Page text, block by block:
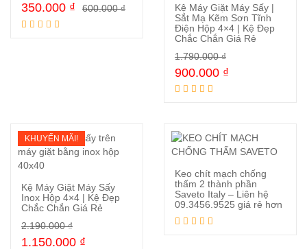
600.000₫
350.000 ₫
Mua ngay
Kệ Máy Giặt Máy Sấy |
Sắt Mạ Kẽm Sơn Tĩnh
Điện Hộp 4×4 | Kệ Đẹp
Chắc Chắn Giá Rẻ
1.790.000₫
900.000 ₫
KHUYẾN MÃI!
Mua ngay
Kệ Máy Giặt Máy Sấy
Inox Hộp 4×4 | Kệ Đẹp
Chắc Chắn Giá Rẻ
2.190.000₫
1.150.000 ₫
Đọc tiếp
Keo chít mạch chống
thấm 2 thành phần
Saveto Italy – Liên hệ
09.3456.9525 giá rẻ hơn